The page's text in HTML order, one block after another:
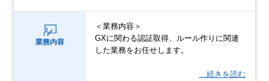
業務内容
＜業務内容＞
GXに関わる認証取得、ルール作りに関連
した業務をお任せします。
…続きを読む